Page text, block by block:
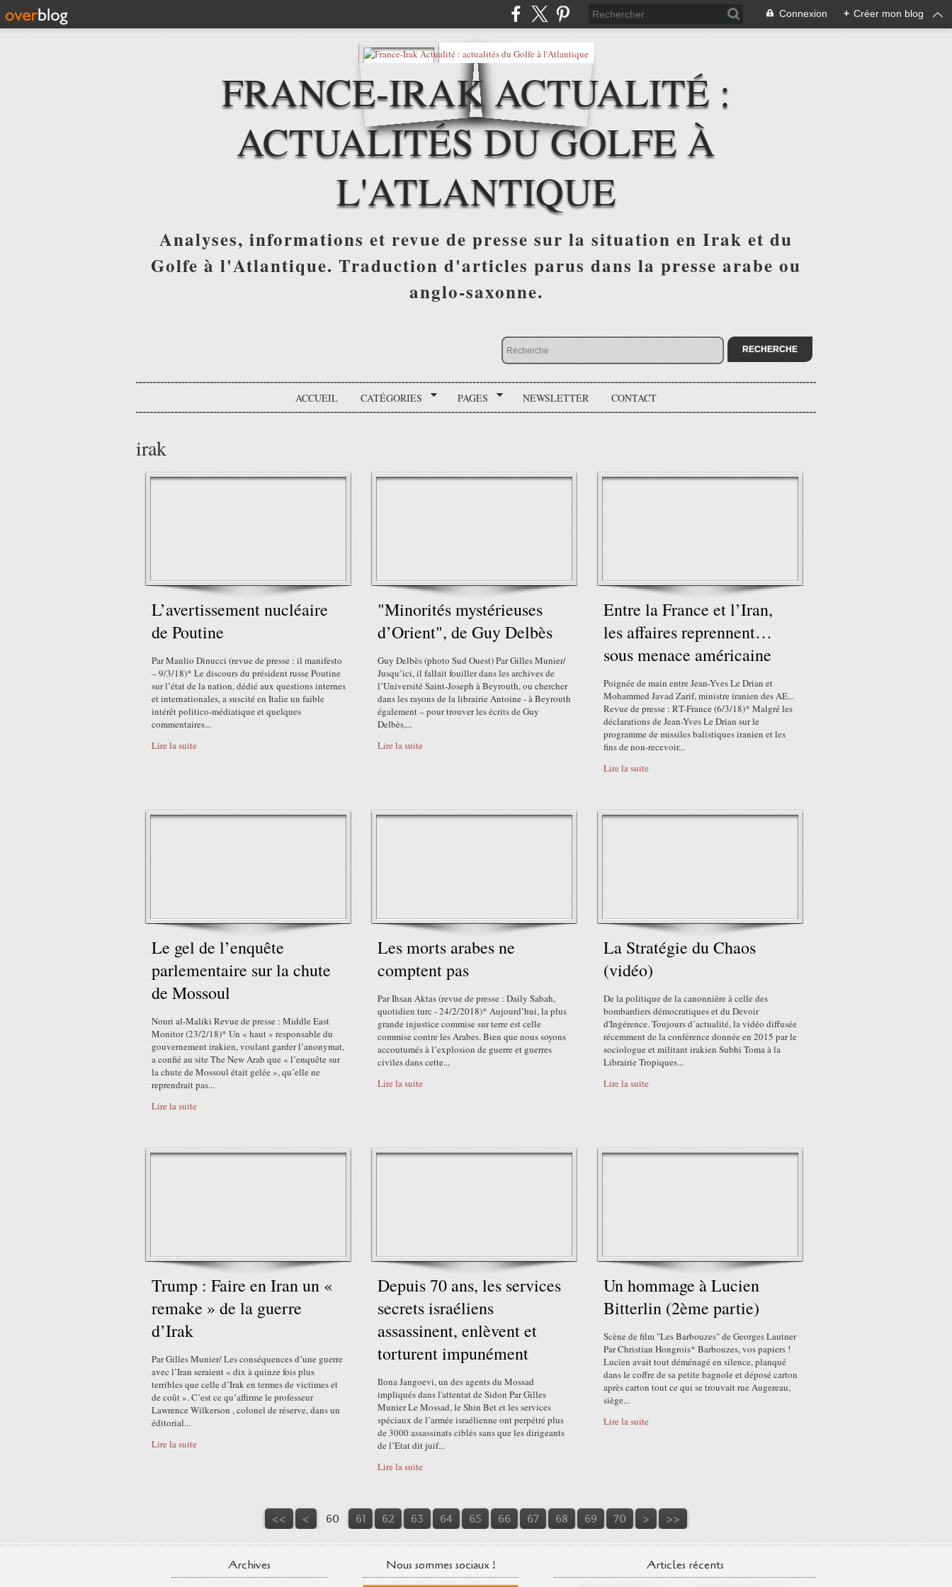
Connexion + Créer mon blog
FRANCE-IRAK ACTUALITÉ :
ACTUALITÉS DU GOLFE À
L'ATLANTIQUE
Analyses, informations et revue de presse sur la situation en Irak et du
Golfe à l'Atlantique. Traduction d'articles parus dans la presse arabe ou
anglo-saxonne.
ACCUEIL CATÉGORIES PAGES NEWSLETTER CONTACT
irak
L’avertissement nucléaire
de Poutine
Par Manlio Dinucci (revue de presse : il manifesto
– 9/3/18)* Le discours du président russe Poutine
sur l’état de la nation, dédié aux questions internes
et internationales, a suscité en Italie un faible
intérêt politico-médiatique et quelques
commentaires...
Lire la suite
"Minorités mystérieuses
d’Orient", de Guy Delbès
Guy Delbès (photo Sud Ouest) Par Gilles Munier/
Jusqu’ici, il fallait fouiller dans les archives de
l’Université Saint-Joseph à Beyrouth, ou chercher
dans les rayons de la librairie Antoine - à Beyrouth
également – pour trouver les écrits de Guy
Delbès,...
Lire la suite
Entre la France et l’Iran,
les affaires reprennent…
sous menace américaine
Poignée de main entre Jean-Yves Le Drian et
Mohammed Javad Zarif, ministre iranien des AE...
Revue de presse : RT-France (6/3/18)* Malgré les
déclarations de Jean-Yves Le Drian sur le
programme de missiles balistiques iranien et les
fins de non-recevoir...
Lire la suite
Le gel de l’enquête
parlementaire sur la chute
de Mossoul
Nouri al-Maliki Revue de presse : Middle East
Monitor (23/2/18)* Un « haut » responsable du
gouvernement irakien, voulant garder l’anonymat,
a confié au site The New Arab que « l’enquête sur
la chute de Mossoul était gelée », qu’elle ne
reprendrait pas...
Lire la suite
Les morts arabes ne
comptent pas
Par Ihsan Aktas (revue de presse : Daily Sabah,
quotidien turc - 24/2/2018)* Aujourd’hui, la plus
grande injustice commise sur terre est celle
commise contre les Arabes. Bien que nous soyons
accoutumés à l’explosion de guerre et guerres
civiles dans cette...
Lire la suite
La Stratégie du Chaos
(vidéo)
De la politique de la canonnière à celle des
bombardiers démocratiques et du Devoir
d'Ingérence. Toujours d’actualité, la vidéo diffusée
récemment de la conférence donnée en 2015 par le
sociologue et militant irakien Subhi Toma à la
Librairie Tropiques...
Lire la suite
Trump : Faire en Iran un «
remake » de la guerre
d’Irak
Par Gilles Munier/ Les conséquences d’une guerre
avec l’Iran seraient « dix à quinze fois plus
terribles que celle d’Irak en termes de victimes et
de coût ». C’est ce qu’affirme le professeur
Lawrence Wilkerson , colonel de réserve, dans un
éditorial...
Lire la suite
Depuis 70 ans, les services
secrets israéliens
assassinent, enlèvent et
torturent impunément
Ilona Jangoevi, un des agents du Mossad
impliqués dans l'attentat de Sidon Par Gilles
Munier Le Mossad, le Shin Bet et les services
spéciaux de l’armée israélienne ont perpétré plus
de 3000 assassinats ciblés sans que les dirigeants
de l’Etat dit juif...
Lire la suite
Un hommage à Lucien
Bitterlin (2ème partie)
Scène de film "Les Barbouzes" de Georges Lautner
Par Christian Hongrois* Barbouzes, vos papiers !
Lucien avait tout déménagé en silence, planqué
dans le coffre de sa petite bagnole et déposé carton
après carton tout ce qui se trouvait rue Augereau,
siège...
Lire la suite
<< < 10
20
30
40
50
60 61 62 63 64 65 66 67 68 69 70 80
90
100
> >>
Archives Nous sommes sociaux ! Articles récents